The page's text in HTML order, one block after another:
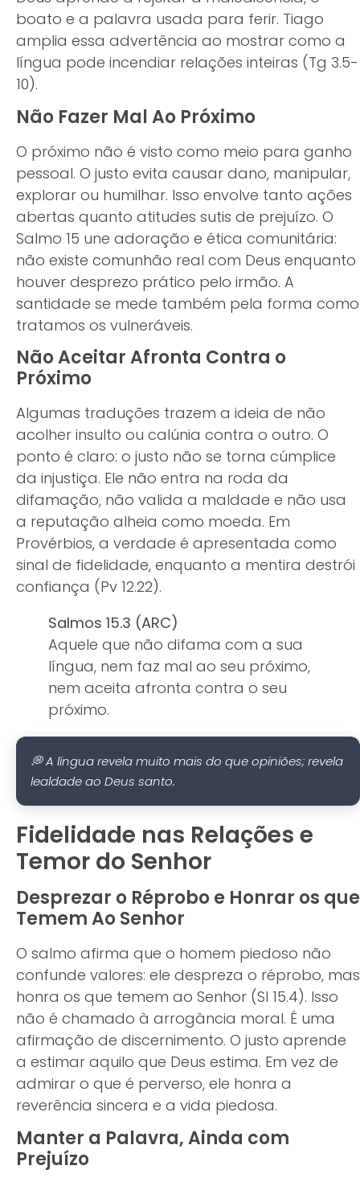
boato e a palavra usada para ferir. Tiago
amplia essa advertência ao mostrar como a
língua pode incendiar relações inteiras (Tg 3.5-
10).
Não Fazer Mal Ao Próximo
O próximo não é visto como meio para ganho
pessoal. O justo evita causar dano, manipular,
explorar ou humilhar. Isso envolve tanto ações
abertas quanto atitudes sutis de prejuízo. O
Salmo 15 une adoração e ética comunitária:
não existe comunhão real com Deus enquanto
houver desprezo prático pelo irmão. A
santidade se mede também pela forma como
tratamos os vulneráveis.
Não Aceitar Afronta Contra o
Próximo
Algumas traduções trazem a ideia de não
acolher insulto ou calúnia contra o outro. O
ponto é claro: o justo não se torna cúmplice
da injustiça. Ele não entra na roda da
difamação, não valida a maldade e não usa
a reputação alheia como moeda. Em
Provérbios, a verdade é apresentada como
sinal de fidelidade, enquanto a mentira destrói
confiança (Pv 12.22).
Salmos 15.3 (ARC)
Aquele que não difama com a sua
língua, nem faz mal ao seu próximo,
nem aceita afronta contra o seu
próximo.
💭 A língua revela muito mais do que opiniões; revela
lealdade ao Deus santo.
Fidelidade nas Relações e
Temor do Senhor
Desprezar o Réprobo e Honrar os que
Temem Ao Senhor
O salmo afirma que o homem piedoso não
confunde valores: ele despreza o réprobo, mas
honra os que temem ao Senhor (Sl 15.4). Isso
não é chamado à arrogância moral. É uma
afirmação de discernimento. O justo aprende
a estimar aquilo que Deus estima. Em vez de
admirar o que é perverso, ele honra a
reverência sincera e a vida piedosa.
Manter a Palavra, Ainda com
Prejuízo